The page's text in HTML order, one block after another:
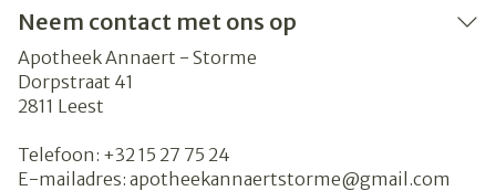
Neem contact met ons op
Apotheek Annaert - Storme
Dorpstraat 41
2811 Leest
Telefoon: +32 15 27 75 24
E-mailadres: apotheekannaertstorme@gmail.com